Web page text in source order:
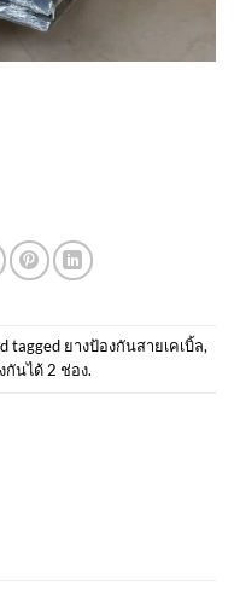
tagged ยางป้องกันสายเคเบิ้ล,
กันได้ 2 ช่อง.